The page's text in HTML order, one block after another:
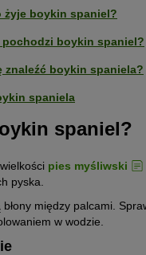
żyje boykin spaniel?
pochodzi boykin spaniel?
znaleźć boykin spaniela?
spaniela
spaniel?
pies myśliwski
pyska.
między palcami.
w wodzie.